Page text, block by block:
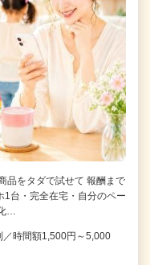
品をタダで試せて 報酬まで
1台・完全在宅・自分のペー
…
時間額1,500円～5,000